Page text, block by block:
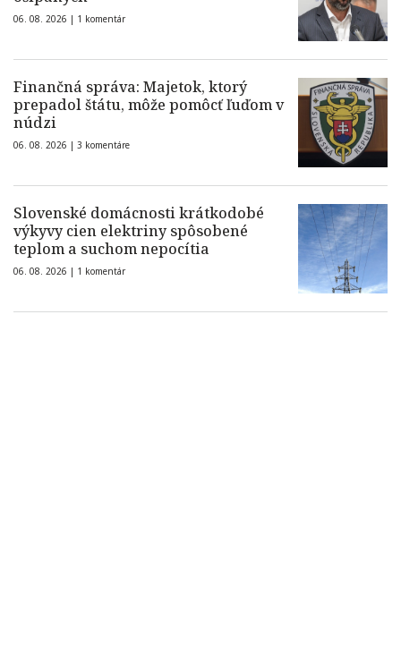
06. 08. 2026 | 1 komentár
Finančná správa: Majetok, ktorý
prepadol štátu, môže pomôcť ľuďom v
núdzi
06. 08. 2026 | 3 komentáre
Slovenské domácnosti krátkodobé
výkyvy cien elektriny spôsobené
teplom a suchom nepocítia
06. 08. 2026 | 1 komentár